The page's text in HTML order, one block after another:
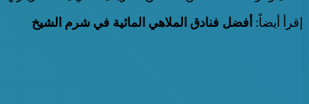
إقرأ أيضاً: أفضل فنادق الملاهي المائية في شرم الشيخ